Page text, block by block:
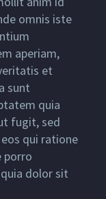
omnis iste
aperiam,
et
sunt
quia
fugit, sed
qui ratione
porro
dolor sit